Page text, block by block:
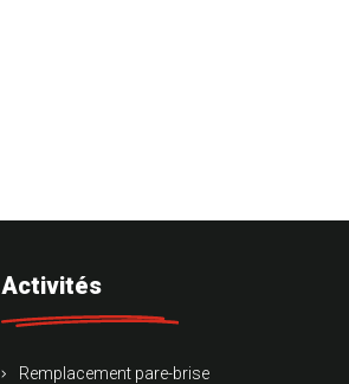
Activités
Remplacement pare-brise